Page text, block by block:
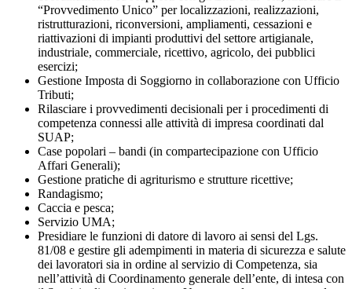
“Provvedimento Unico” per localizzazioni, realizzazioni,
ristrutturazioni, riconversioni, ampliamenti, cessazioni e
riattivazioni di impianti produttivi del settore artigianale,
industriale, commerciale, ricettivo, agricolo, dei pubblici
esercizi;
Gestione Imposta di Soggiorno in collaborazione con Ufficio
Tributi;
Rilasciare i provvedimenti decisionali per i procedimenti di
competenza connessi alle attività di impresa coordinati dal
SUAP;
Case popolari – bandi (in compartecipazione con Ufficio
Affari Generali);
Gestione pratiche di agriturismo e strutture ricettive;
Randagismo;
Caccia e pesca;
Servizio UMA;
Presidiare le funzioni di datore di lavoro ai sensi del Lgs.
81/08 e gestire gli adempimenti in materia di sicurezza e salute
dei lavoratori sia in ordine al servizio di Competenza, sia
nell’attività di Coordinamento generale dell’ente, di intesa con